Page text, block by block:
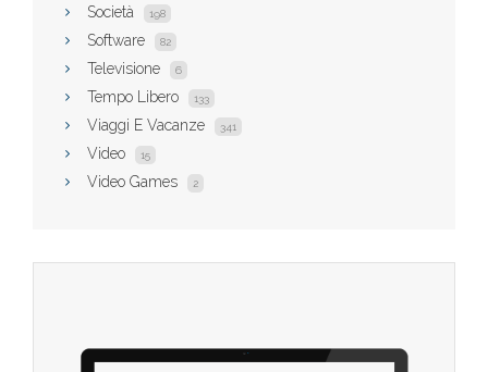
Società 198
Software 82
Televisione 6
Tempo Libero 133
Viaggi E Vacanze 341
Video 15
Video Games 2